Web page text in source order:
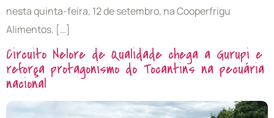
nesta quinta-feira, 12 de setembro, na Cooperfrigu
Alimentos. […]
Circuito Nelore de Qualidade chega a Gurupi e
reforça protagonismo do Tocantins na pecuária
nacional